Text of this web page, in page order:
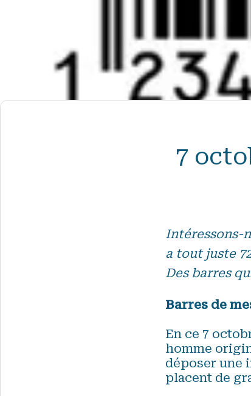
7
Intéressons-
a tout juste
Des barres
Barres de
En ce 7
homme
déposer une
placent de